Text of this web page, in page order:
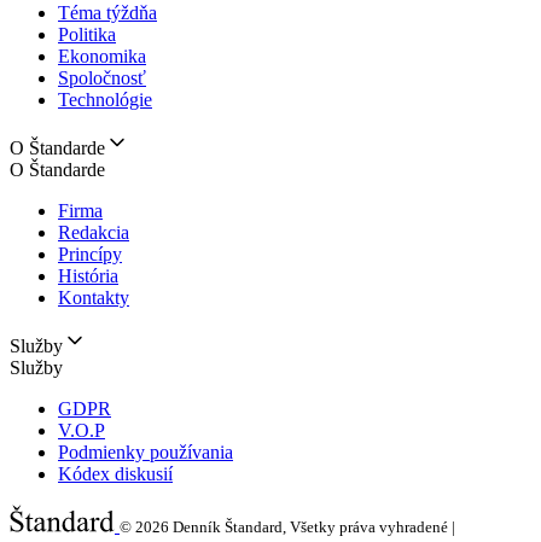
Téma týždňa
Politika
Ekonomika
Spoločnosť
Technológie
O Štandarde
O Štandarde
Firma
Redakcia
Princípy
História
Kontakty
Služby
Služby
GDPR
V.O.P
Podmienky používania
Kódex diskusií
© 2026 Denník Štandard, Všetky práva vyhradené |